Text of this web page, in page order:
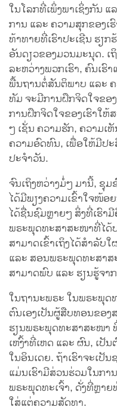
ໃນໂລກທີ່ເພິ່ງພາເຊິ່ງກັນ
ການ ແລະ ຄວາມສຸກຂອງ
ທ້າທາຍທີ່ເຮົາປະເຊີນ ຮຽ
ອັນດຽວຂອງມວນມະນຸດ. ເ
ລະຫວ່າງພວກເຮົາ, ຄົນເຮົ
ພື້ນຖານຕໍ່ສັນຕິພາບ ແລະ
ທັມ ຈະມີການຝຶກຈິດໃຈຂອ
ການຝຶກຈິດໃຈຂອງເຮົາໃຫ້
ໆ ເຊັ່ນ ຄວາມຮັກ, ຄວາມເ
ຄວາມອົດທົນ, ເພື່ອໃຫ້ມີປ
ປະຈຳວັນ.
ຈົນເຖິງຫວ່າງມໍ່ໆ ມານີ້, ຊຸ
ໄດ້ມີພຽງຄວາມເຂົ້າໃຈໜ້ອ
ໄດ້ຊື່ນຊົມຫຼາຍໆ ສິ່ງທີ່ເຮົາ
ພຣະພຸດທະສາສະໜາທີ່ໄດ້
ສາມາດເຂົ້າເຖິງໄດ້ສຳລັບ
ແລະ ສອນພຣະພຸດທະສາສ
ສາມາດພົບ ແລະ ຮຽນຮູ້ຈາ
ໃນຖານະພຣະ ໃນພຣະພຸດ
ຕົນເອງເປັນຜູ້ສືບທອນຂອ
ຮຽນພຣະພຸດທະສາສະໜາ
ເຫງົ້າທີ່ເຫດ ແລະ ຜົນ, ເ
ໃນອິນເດຍ. ຖ້າເຮົາຈະເປັ
ແມ່ນເຮົາມີສ່ວນຮ່ວມໃນກາ
ພຣະພຸດທະເຈົ້າ, ດັ່ງທີ່ຫຼາ
ໃສ່ແຕ່ຄວາມສັດທາ.